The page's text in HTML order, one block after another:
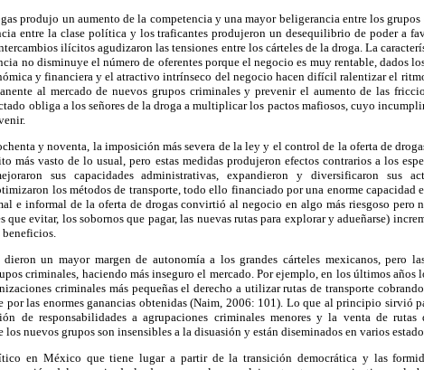
produjo un aumento de la competencia y una mayor beligerancia entre los
entre la clase política y los traficantes produjeron un desequilibrio de poder a
ilícitos agudizaron las tensiones entre los cárteles de la droga. La
no disminuye el número de oferentes porque el negocio es muy rentable, dados
y financiera y el atractivo intrínseco del negocio hacen difícil ralentizar el
al mercado de nuevos grupos criminales y prevenir el aumento de las
obliga a los señores de la droga a multiplicar los pactos mafiosos, cuyo
y noventa, la imposición más severa de la ley y el control de la oferta de
más vasto de lo usual, pero estas medidas produjeron efectos contrarios a los
sus capacidades administrativas, expandieron y diversificaron sus
los métodos de transporte, todo ello financiado por una enorme capacidad
e informal de la oferta de drogas convirtió al negocio en algo más riesgoso pero
que evitar, los sobornos que pagar, las nuevas rutas para explorar y adueñarse)
un mayor margen de autonomía a los grandes cárteles mexicanos, pero
criminales, haciendo más inseguro el mercado. Por ejemplo, en los últimos años
criminales más pequeñas el derecho a utilizar rutas de transporte
por las enormes ganancias obtenidas (Naim, 2006: 101). Lo que al principio sirvió
de responsabilidades a agrupaciones criminales menores y la venta de rutas
nuevos grupos son insensibles a la disuasión y están diseminados en varios
en México que tiene lugar a partir de la transición democrática y las